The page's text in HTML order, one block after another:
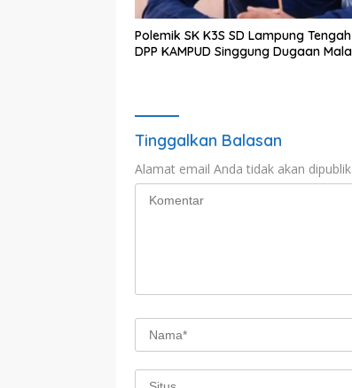
Polemik SK K3S SD Lampung
DPP KAMPUD Singgung Dugaan
Tinggalkan Balasan
Alamat email Anda tidak akan